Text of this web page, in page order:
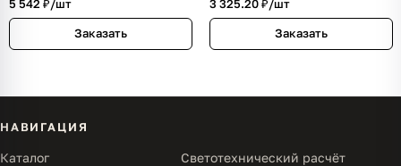
5 542 ₽/шт
Заказать
3 325.20 ₽/шт
Заказать
НАВИГАЦИЯ
Каталог Светотехнический расчёт